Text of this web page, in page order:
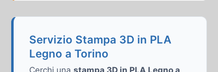
Servizio Stampa 3D in PLA
Legno a Torino
Cerchi una stampa 3D in PLA Legno a